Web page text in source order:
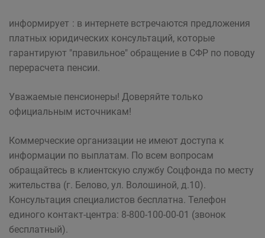
информирует : в интернете встречаются предложения
платных юридических консультаций, которые
гарантируют "правильное" обращение в СФР по поводу
перерасчета пенсии.
Уважаемые пенсионеры! Доверяйте только
официальным источникам!
Коммерческие организации не имеют доступа к
информации по выплатам. По всем вопросам
обращайтесь в клиентскую службу Соцфонда по месту
жительства (г. Белово, ул. Волошиной, д.10).
Консультация специалистов бесплатна. Телефон
единого контакт-центра: 8-800-100-00-01 (звонок
бесплатный).